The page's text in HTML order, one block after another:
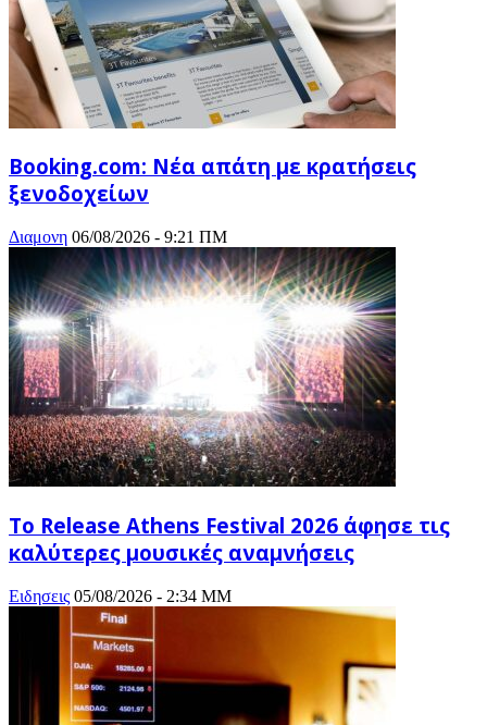
Booking.com: Νέα απάτη με κρατήσεις
ξενοδοχείων
Διαμονη 06/08/2026 - 9:21 ΠΜ
Το Release Athens Festival 2026 άφησε τις
καλύτερες μουσικές αναμνήσεις
Ειδησεις 05/08/2026 - 2:34 ΜΜ